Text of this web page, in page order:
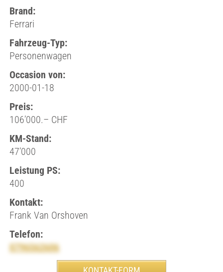
Brand:
Ferrari
Fahrzeug-Typ:
Personenwagen
Occasion von:
2000-01-18
Preis:
106’000.– CHF
KM-Stand:
47’000
Leistung PS:
400
Kontakt:
Frank Van Orshoven
Telefon:
0796562606